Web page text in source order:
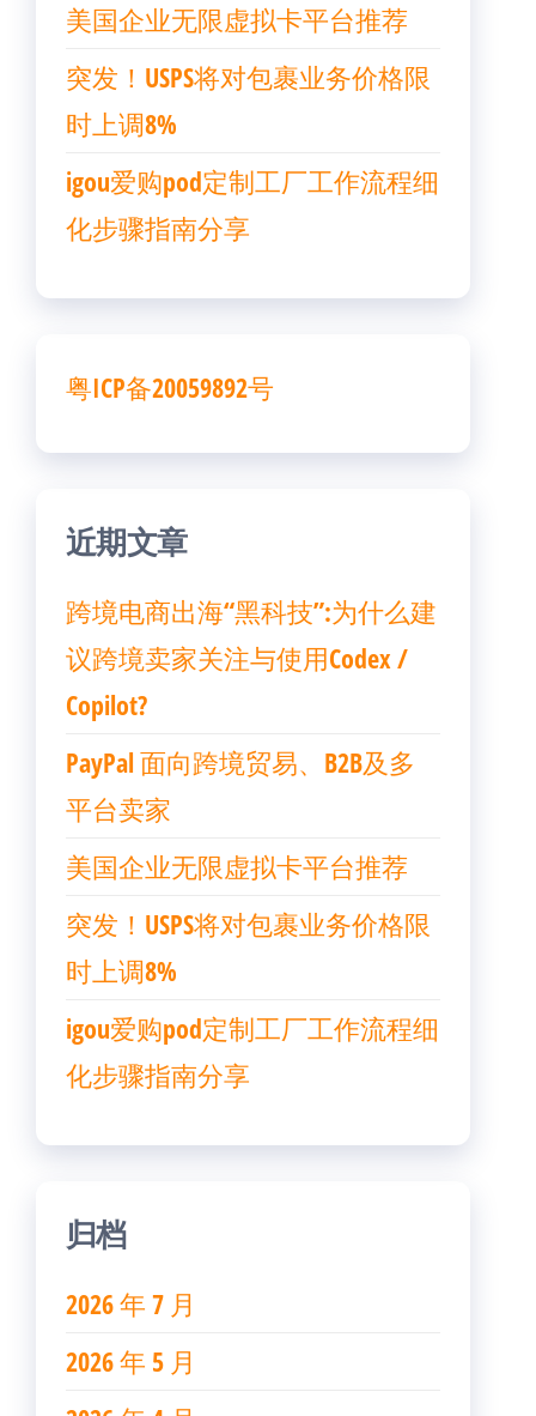
美国企业无限虚拟卡平台推荐
突发！USPS将对包裹业务价格限
时上调8%
igou爱购pod定制工厂工作流程细
化步骤指南分享
粤ICP备20059892号
近期文章
跨境电商出海“黑科技”:为什么建
议跨境卖家关注与使用Codex /
Copilot?
PayPal 面向跨境贸易、B2B及多
平台卖家
美国企业无限虚拟卡平台推荐
突发！USPS将对包裹业务价格限
时上调8%
igou爱购pod定制工厂工作流程细
化步骤指南分享
归档
2026 年 7 月
2026 年 5 月